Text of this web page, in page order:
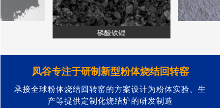
磷酸铁锂
凤谷专注于研制新型粉体烧结回转窑
承接全球粉体烧结回转窑的方案设计为粉体实验、生
产等提供定制化烧结炉的研发制造